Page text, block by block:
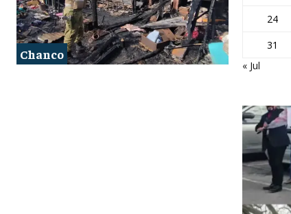
Chanco
24
31
« Jul